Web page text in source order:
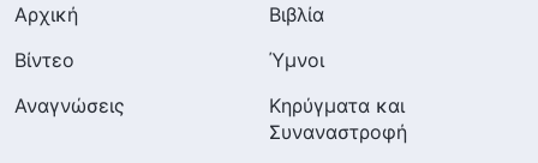
Αρχική
Βιβλία
Βίντεο
Ύμνοι
Αναγνώσεις
Κηρύγματα και
Συναναστροφή